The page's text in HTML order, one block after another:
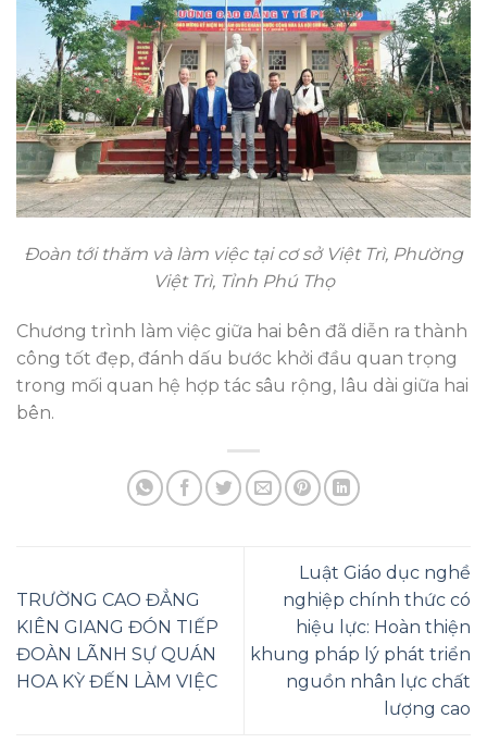
Đoàn tới thăm và làm việc tại cơ sở Việt Trì, Phường
Việt Trì, Tỉnh Phú Thọ
Chương trình làm việc giữa hai bên đã diễn ra thành
công tốt đẹp, đánh dấu bước khởi đầu quan trọng
trong mối quan hệ hợp tác sâu rộng, lâu dài giữa hai
bên.
TRƯỜNG CAO ĐẲNG
KIÊN GIANG ĐÓN TIẾP
ĐOÀN LÃNH SỰ QUÁN
HOA KỲ ĐẾN LÀM VIỆC
Luật Giáo dục nghề
nghiệp chính thức có
hiệu lực: Hoàn thiện
khung pháp lý phát triển
nguồn nhân lực chất
lượng cao